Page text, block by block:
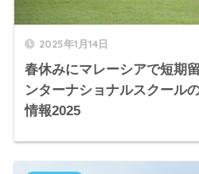
2025年1月14日
春休みにマレーシアで短期
ンターナショナルスクール
情報2025